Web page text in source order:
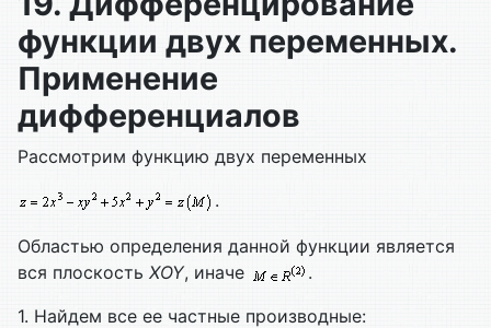
функции двух переменных.
Применение
дифференциалов
Рассмотрим функцию двух переменных
.
Областью определения данной функции является
вся плоскость ХOY, иначе
.
1. Найдем все ее частные производные: